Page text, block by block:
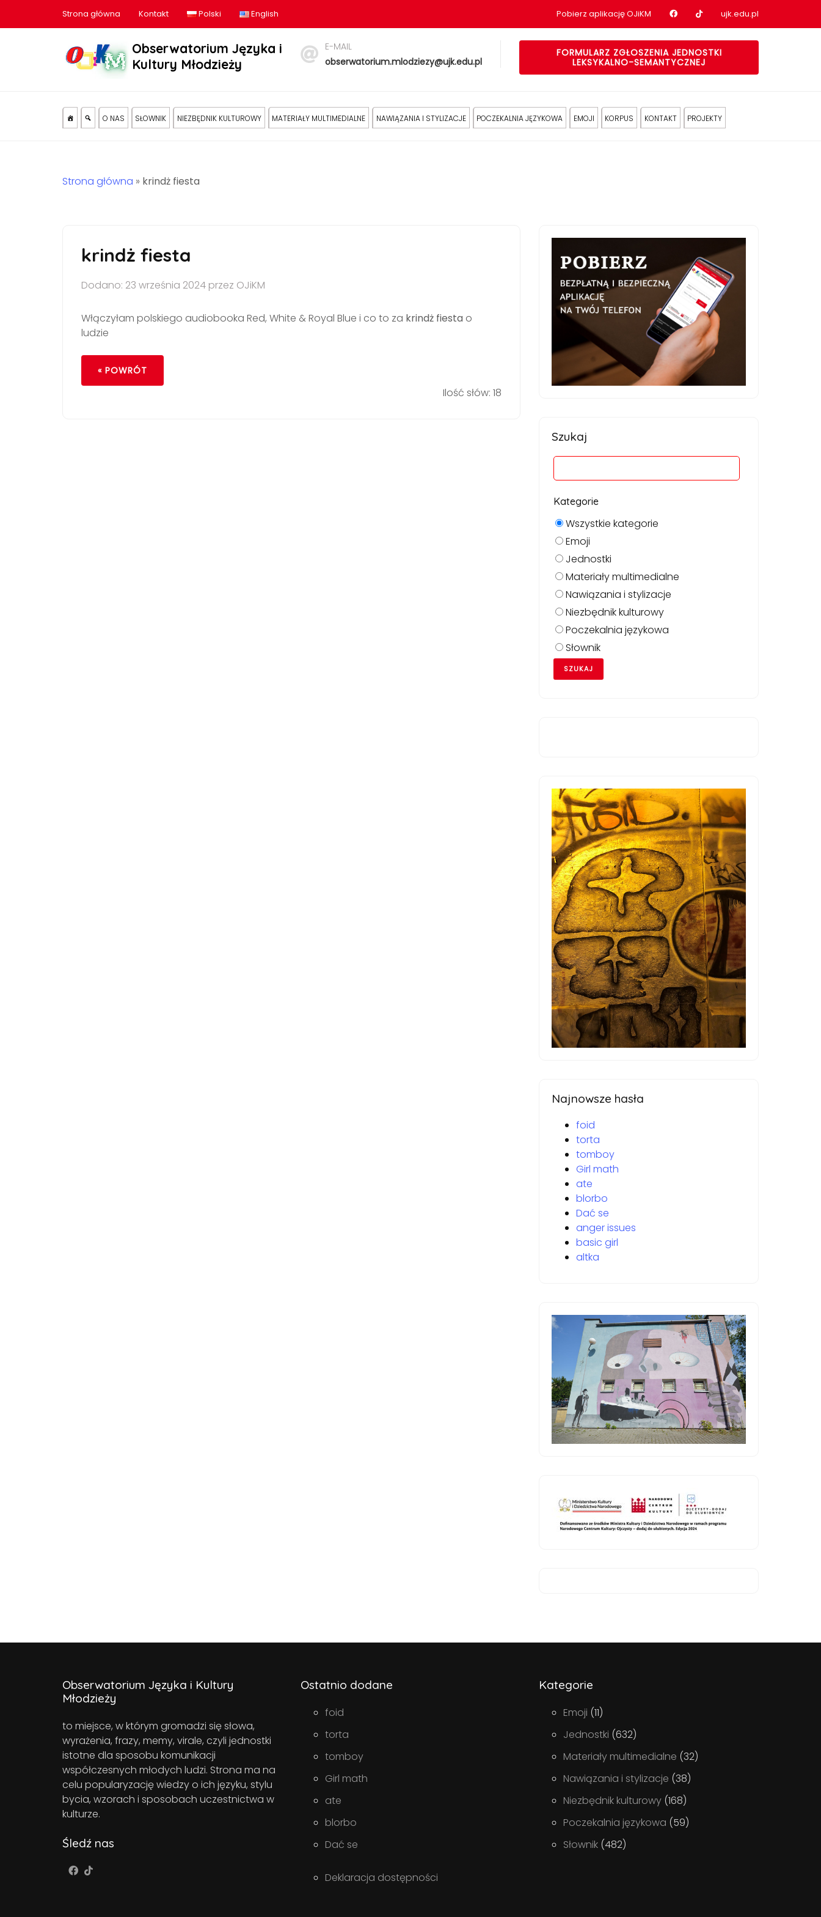
Strona główna Kontakt Polski English Pobierz aplikację OJiKM Nasz profil na Facebook
Nasz profil na tiktok
ujk.edu.pl
Obserwatorium Języka i
Kultury Młodzieży
E-MAIL
obserwatorium.mlodziezy@ujk.edu.pl
FORMULARZ ZGŁOSZENIA JEDNOSTKI
LEKSYKALNO-SEMANTYCZNEJ
O NAS SŁOWNIK NIEZBĘDNIK KULTUROWY MATERIAŁY MULTIMEDIALNE NAWIĄZANIA I STYLIZACJE POCZEKALNIA JĘZYKOWA EMOJI KORPUS KONTAKT PROJEKTY
Strona główna » krindż fiesta
krindż fiesta
Dodano: 23 września 2024 przez OJiKM
Włączyłam polskiego audiobooka Red, White & Royal Blue i co to za krindż fiesta o
ludzie
« POWRÓT
Ilość słów: 18
Szukaj
Kategorie
Wszystkie kategorie
Emoji
Jednostki
Materiały multimedialne
Nawiązania i stylizacje
Niezbędnik kulturowy
Poczekalnia językowa
Słownik
Najnowsze hasła
foid
torta
tomboy
Girl math
ate
blorbo
Dać se
anger issues
basic girl
altka
Obserwatorium Języka i Kultury
Młodzieży
to miejsce, w którym gromadzi się słowa,
wyrażenia, frazy, memy, virale, czyli jednostki
istotne dla sposobu komunikacji
współczesnych młodych ludzi. Strona ma na
celu popularyzację wiedzy o ich języku, stylu
bycia, wzorach i sposobach uczestnictwa w
kulturze.
Śledź nas
Ostatnio dodane
foid
torta
tomboy
Girl math
ate
blorbo
Dać se
Deklaracja dostępności
Kategorie
Emoji (11)
Jednostki (632)
Materiały multimedialne (32)
Nawiązania i stylizacje (38)
Niezbędnik kulturowy (168)
Poczekalnia językowa (59)
Słownik (482)